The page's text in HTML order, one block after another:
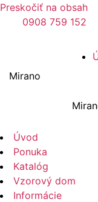
Preskočiť na obsah
0908 759 152
Mirano
Úvod
Ponuka
Katalóg
Vzorový dom
Informácie